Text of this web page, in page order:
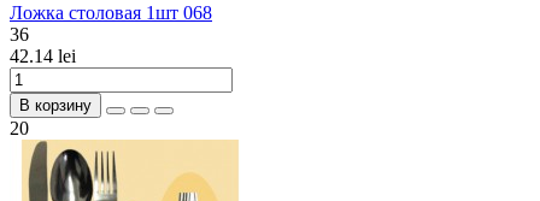
Ложка столовая 1шт 068
36
42.14 lei
В корзину
20